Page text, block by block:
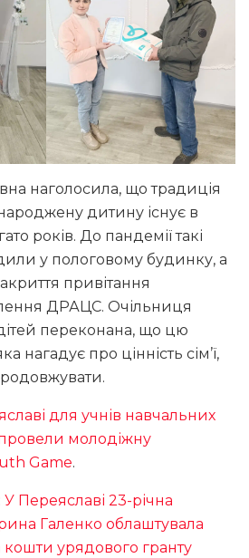
наголосила, що традиція
дитину існує в
років. До пандемії такі
у пологовому будинку, а
привітання
ДРАЦС. Очільниця
переконана, що цю
нагадує про цінність сім’ї,
для учнів навчальних
молодіжну
Game.
У Переяславі 23-річна
Галенко облаштувала
кошти урядового гранту